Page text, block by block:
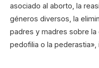
asociado al aborto, la
géneros diversos, la
padres y madres sobre la
pedofilia o la pederastia»,